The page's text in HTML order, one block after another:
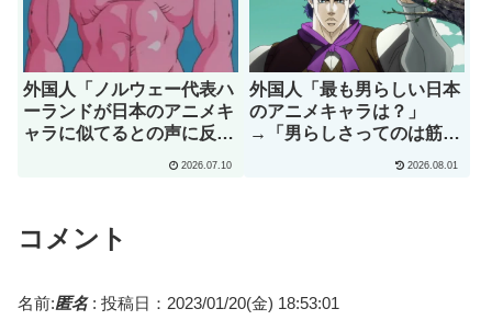
外国人「ノルウェー代表ハ
ーランドが日本のアニメキ
ャラに似てるとの声に反応
2026.07.10
外国人「最も男らしい日本
のアニメキャラは？」
→「男らしさってのは筋肉
2026.08.01
コメント
名前:匿名: 投稿日：2023/01/20(金) 18:53:01